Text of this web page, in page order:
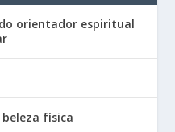
orientador espiritual
física